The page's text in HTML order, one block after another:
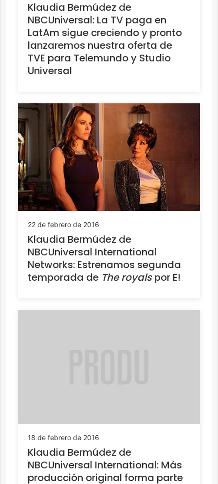
Klaudia Bermúdez de
NBCUniversal: La TV paga en
LatAm sigue creciendo y pronto
lanzaremos nuestra oferta de
TVE para Telemundo y Studio
Universal
22 de febrero de 2016
Klaudia Bermúdez de
NBCUniversal International
Networks: Estrenamos segunda
temporada de The royalspor E!
18 de febrero de 2016
Klaudia Bermúdez de
NBCUniversal International: Más
producción original forma parte